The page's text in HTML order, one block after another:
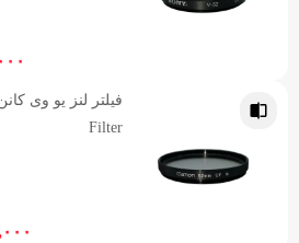
Filter